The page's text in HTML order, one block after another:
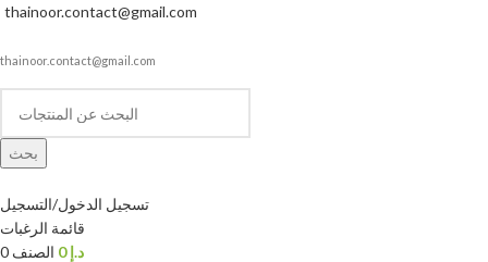
thainoor.contact@gmail.com
thainoor.contact@gmail.com
بحث
تسجيل الدخول/التسجيل
قائمة الرغبات
0 الصنف د.إ0